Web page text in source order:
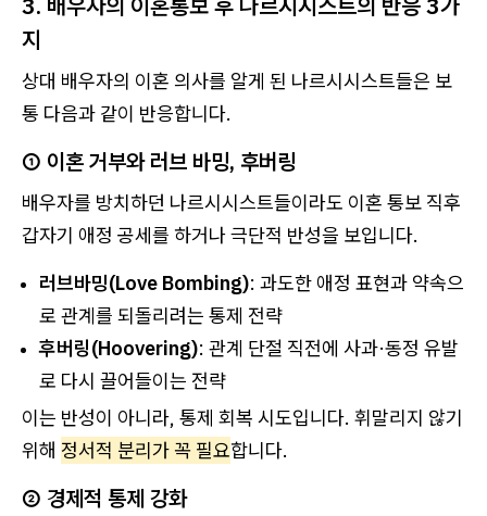
지
상대 배우자의 이혼 의사를 알게 된 나르시시스트들은 보
통 다음과 같이 반응합니다.
① 이혼 거부와 러브 바밍, 후버링
배우자를 방치하던 나르시시스트들이라도 이혼 통보 직후
갑자기 애정 공세를 하거나 극단적 반성을 보입니다.
러브바밍(Love Bombing): 과도한 애정 표현과 약속으
로 관계를 되돌리려는 통제 전략
후버링(Hoovering): 관계 단절 직전에 사과·동정 유발
로 다시 끌어들이는 전략
이는 반성이 아니라, 통제 회복 시도입니다. 휘말리지 않기
위해 정서적 분리가 꼭 필요합니다.
② 경제적 통제 강화